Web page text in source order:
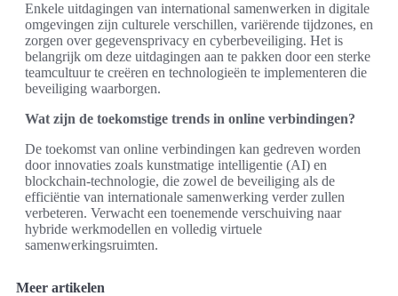
Enkele uitdagingen van international samenwerken in digitale
omgevingen zijn culturele verschillen, variërende tijdzones, en
zorgen over gegevensprivacy en cyberbeveiliging. Het is
belangrijk om deze uitdagingen aan te pakken door een sterke
teamcultuur te creëren en technologieën te implementeren die
beveiliging waarborgen.
Wat zijn de toekomstige trends in online verbindingen?
De toekomst van online verbindingen kan gedreven worden
door innovaties zoals kunstmatige intelligentie (AI) en
blockchain-technologie, die zowel de beveiliging als de
efficiëntie van internationale samenwerking verder zullen
verbeteren. Verwacht een toenemende verschuiving naar
hybride werkmodellen en volledig virtuele
samenwerkingsruimten.
Meer artikelen